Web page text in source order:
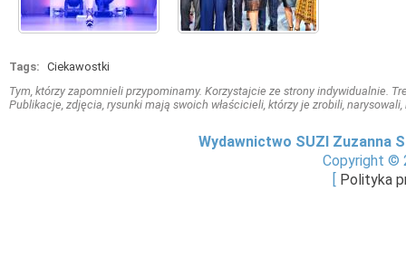
Tags: Ciekawostki
Tym, którzy zapomnieli przypominamy. Korzystajcie ze strony indywidualnie.
Publikacje, zdjęcia, rysunki mają swoich właścicieli, którzy je zrobili,
Wydawnictwo SUZI Zuzanna
Copyright ©
[ Polityka